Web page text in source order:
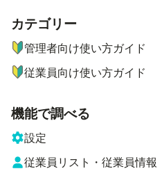
ナビゲーションメニュー
カテゴリー
管理者向け使い方ガイド
従業員向け使い方ガイド
機能で調べる
設定
従業員リスト・従業員情報